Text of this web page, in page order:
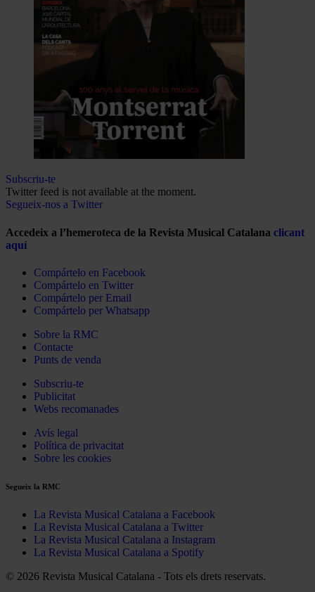
Subscriu-te
Twitter feed is not available at the moment.
Segueix-nos a Twitter
Accedeix a l’hemeroteca de la Revista Musical Catalana clicant
aquí
Compártelo en Facebook
Compártelo en Twitter
Compártelo per Email
Compártelo per Whatsapp
Sobre la RMC
Contacte
Punts de venda
Subscriu-te
Publicitat
Webs recomanades
Avís legal
Política de privacitat
Sobre les cookies
Segueix la RMC
La Revista Musical Catalana a Facebook
La Revista Musical Catalana a Twitter
La Revista Musical Catalana a Instagram
La Revista Musical Catalana a Spotify
© 2026 Revista Musical Catalana - Tots els drets reservats.